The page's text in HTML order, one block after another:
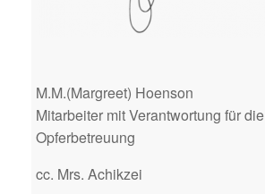
M.M.(Margreet) Hoenson
Mitarbeiter mit Verantwortung für die
Opferbetreuung
cc. Mrs. Achikzei